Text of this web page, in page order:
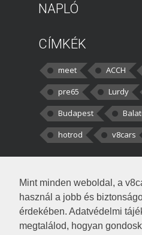
Mint minden weboldal, a
használ a jobb és
érdekében. Adatvédelmi
megtalálod, hogyan
NAPLÓ
CÍMKÉK
meet ACCH
pre65
Lurdy
Budapest
hotrod
v8cars
kortisz:
darabbaal számoltam. Nem